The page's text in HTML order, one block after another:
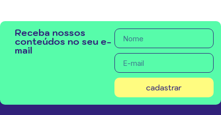
Receba nossos
conteúdos no seu e-
mail
cadastrar